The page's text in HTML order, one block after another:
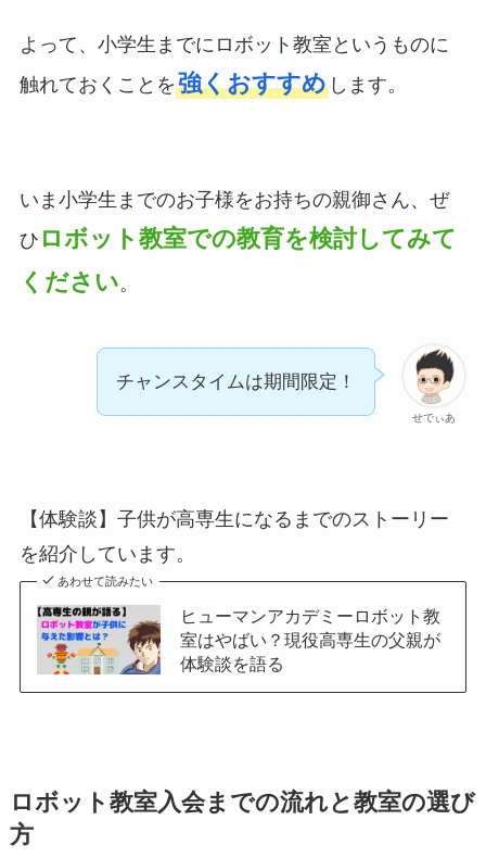
よって、小学生までにロボット教室というものに
触れておくことを強くおすすめします。
いま小学生までのお子様をお持ちの親御さん、ぜ
ひ ロボット教室での教育を検討してみて
ください。
せでぃあ
チャンスタイムは期間限定！
【体験談】子供が高専生になるまでのストーリー
を紹介しています。
あわせて読みたい
ヒューマンアカデミーロボット教
室はやばい？現役高専生の父親が
体験談を語る
ロボット教室入会までの流れと教室の選び
方